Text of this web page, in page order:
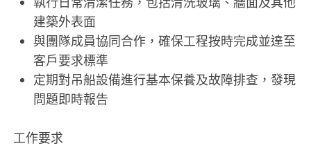
建築外表面
與團隊成員協同合作，確保工程按時完成並達至
客戶要求標準
定期對吊船設備進行基本保養及故障排查，發現
問題即時報告
工作要求